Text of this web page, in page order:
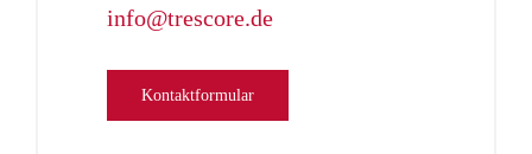
info@trescore.de
Kontaktformular